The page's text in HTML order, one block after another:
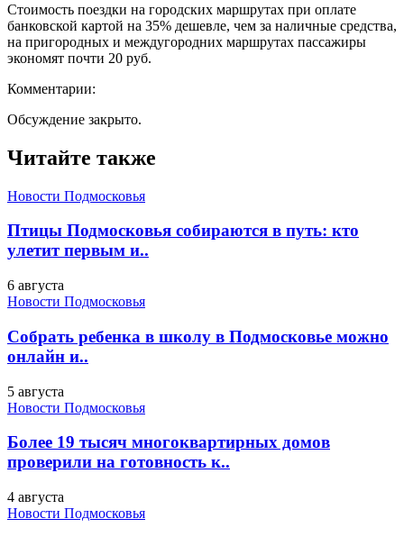
Стоимость поездки на городских маршрутах при оплате
банковской картой на 35% дешевле, чем за наличные средства,
на пригородных и междугородних маршрутах пассажиры
экономят почти 20 руб.
Комментарии:
Обсуждение закрыто.
Читайте также
Новости Подмосковья
Птицы Подмосковья собираются в путь: кто
улетит первым и..
6 августа
Новости Подмосковья
Собрать ребенка в школу в Подмосковье можно
онлайн и..
5 августа
Новости Подмосковья
Более 19 тысяч многоквартирных домов
проверили на готовность к..
4 августа
Новости Подмосковья